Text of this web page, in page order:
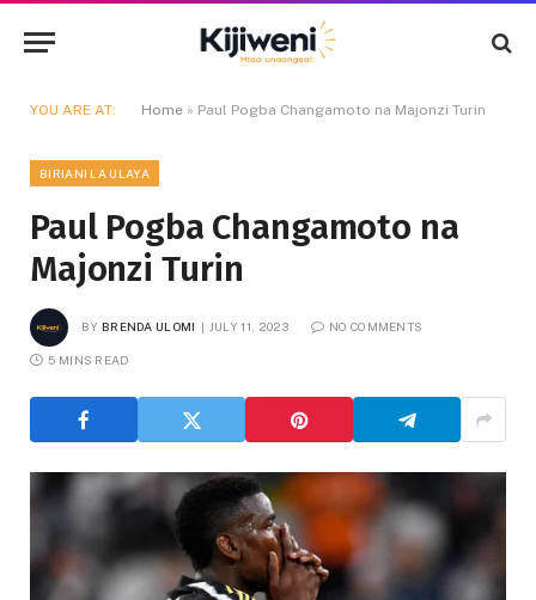
YOU ARE AT: Home » Paul Pogba Changamoto na Majonzi Turin
BIRIANI LA ULAYA
Paul Pogba Changamoto na
Majonzi Turin
BY BRENDA ULOMI JULY 11, 2023 NO COMMENTS
5 MINS READ